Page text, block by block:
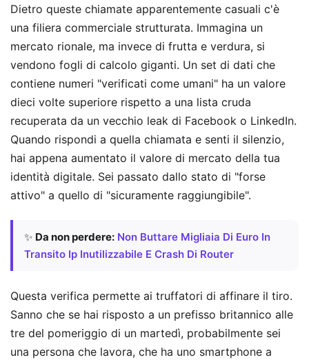
Dietro queste chiamate apparentemente casuali c'è
una filiera commerciale strutturata. Immagina un
mercato rionale, ma invece di frutta e verdura, si
vendono fogli di calcolo giganti. Un set di dati che
contiene numeri "verificati come umani" ha un valore
dieci volte superiore rispetto a una lista cruda
recuperata da un vecchio leak di Facebook o LinkedIn.
Quando rispondi a quella chiamata e senti il silenzio,
hai appena aumentato il valore di mercato della tua
identità digitale. Sei passato dallo stato di "forse
attivo" a quello di "sicuramente raggiungibile".
✨ Da non perdere: Non Buttare Migliaia Di Euro In
Transito Ip Inutilizzabile E Crash Di Router
Questa verifica permette ai truffatori di affinare il tiro.
Sanno che se hai risposto a un prefisso britannico alle
tre del pomeriggio di un martedì, probabilmente sei
una persona che lavora, che ha uno smartphone a